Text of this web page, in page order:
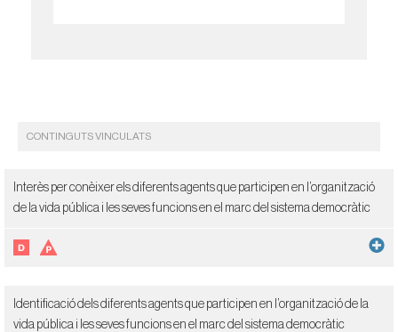
CONTINGUTS VINCULATS
Interès per conèixer els diferents agents que participen en l’organització
de la vida pública i les seves funcions en el marc del sistema democràtic
Identificació dels diferents agents que participen en l’organització de la
vida pública i les seves funcions en el marc del sistema democràtic